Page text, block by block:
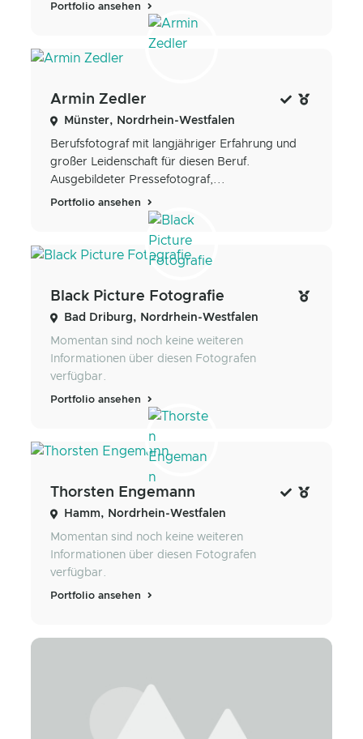
Portfolio ansehen
Armin Zedler
Münster, Nordrhein-Westfalen
Berufsfotograf mit langjähriger Erfahrung und
großer Leidenschaft für diesen Beruf.
Ausgebildeter Pressefotograf,...
Portfolio ansehen
Black Picture Fotografie
Bad Driburg, Nordrhein-Westfalen
Momentan sind noch keine weiteren
Informationen über diesen Fotografen
verfügbar.
Portfolio ansehen
Thorsten Engemann
Hamm, Nordrhein-Westfalen
Momentan sind noch keine weiteren
Informationen über diesen Fotografen
verfügbar.
Portfolio ansehen